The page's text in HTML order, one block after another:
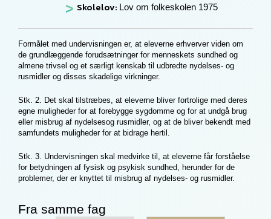
Fra samme fag
Skolelov: Lov om folkeskolen 1975
Formålet med undervisningen er, at eleverne erhverver viden om
de grundlæggende forudsætninger for menneskets sundhed og
almene trivsel og et særligt kenskab til udbredte nydelses- og
rusmidler og disses skadelige virkninger.
Stk. 2. Det skal tilstræbes, at eleverne bliver fortrolige med deres
egne muligheder for at forebygge sygdomme og for at undgå brug
eller misbrug af nydelsesog rusmidler, og at de bliver bekendt med
samfundets muligheder for at bidrage hertil.
Stk. 3. Undervisningen skal medvirke til, at eleverne får forståelse
for betydningen af fysisk og psykisk sundhed, herunder for de
problemer, der er knyttet til misbrug af nydelses- og rusmidler.